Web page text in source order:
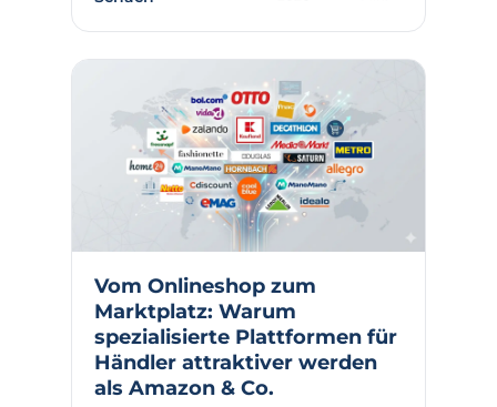
Vom Onlineshop zum
Marktplatz: Warum
spezialisierte Plattformen für
Händler attraktiver werden
als Amazon & Co.